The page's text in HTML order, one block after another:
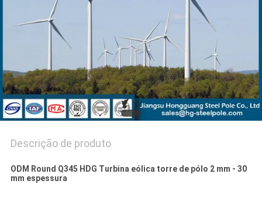
POLÍTICA
DE
PRIVACIDADE
Descrição de produto
ODM Round Q345 HDG Turbina eólica torre de pólo 2 mm - 30
mm espessura